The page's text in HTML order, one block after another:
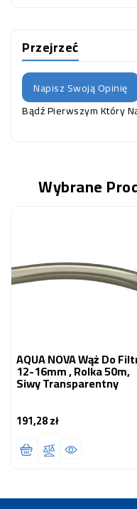
Przejrzeć
Napisz Swoją Opinię
Bądź Pierwszym Który
Wybrane
AQUA NOVA Wąż Do
12-16mm , Rolka 50m,
Siwy Transparentny
191,28 złCena